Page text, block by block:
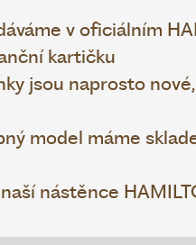
v oficiálním
kartičku
jsou naprosto
model máme
nástěnce